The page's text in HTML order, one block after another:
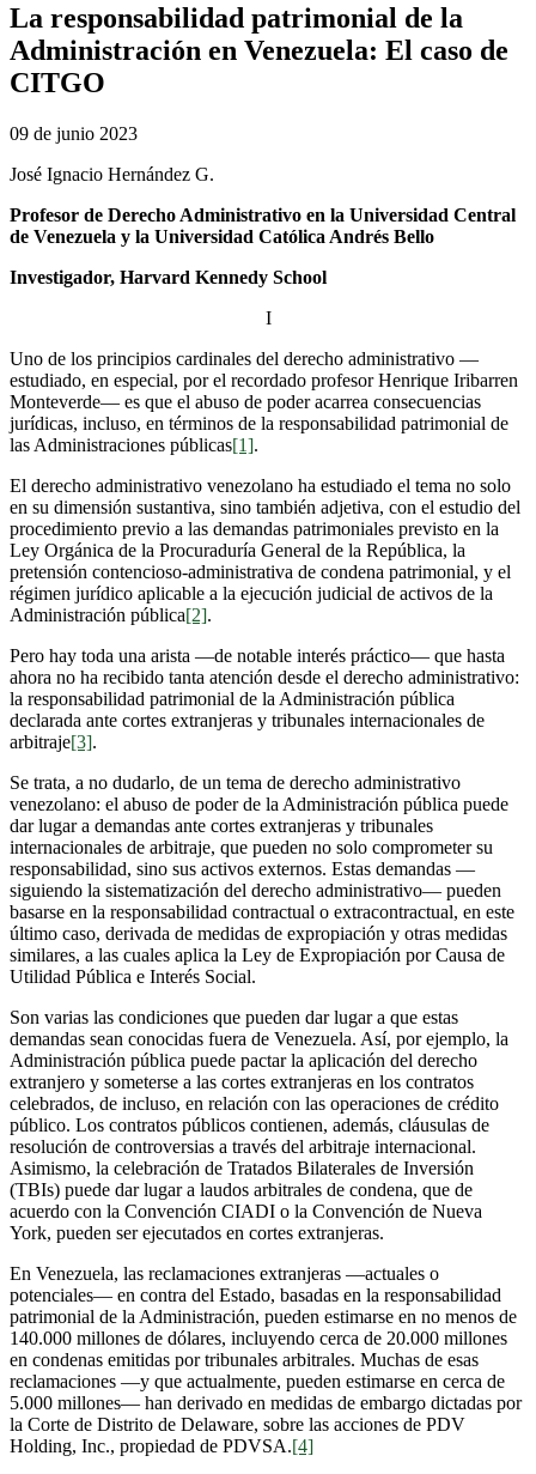
La responsabilidad patrimonial de la
Administración en Venezuela: El caso de
CITGO
09 de junio 2023
José Ignacio Hernández G.
Profesor de Derecho Administrativo en la Universidad Central
de Venezuela y la Universidad Católica Andrés Bello
Investigador, Harvard Kennedy School
I
Uno de los principios cardinales del derecho administrativo —
estudiado, en especial, por el recordado profesor Henrique Iribarren
Monteverde— es que el abuso de poder acarrea consecuencias
jurídicas, incluso, en términos de la responsabilidad patrimonial de
las Administraciones públicas[1].
El derecho administrativo venezolano ha estudiado el tema no solo
en su dimensión sustantiva, sino también adjetiva, con el estudio del
procedimiento previo a las demandas patrimoniales previsto en la
Ley Orgánica de la Procuraduría General de la República, la
pretensión contencioso-administrativa de condena patrimonial, y el
régimen jurídico aplicable a la ejecución judicial de activos de la
Administración pública[2].
Pero hay toda una arista —de notable interés práctico— que hasta
ahora no ha recibido tanta atención desde el derecho administrativo:
la responsabilidad patrimonial de la Administración pública
declarada ante cortes extranjeras y tribunales internacionales de
arbitraje[3].
Se trata, a no dudarlo, de un tema de derecho administrativo
venezolano: el abuso de poder de la Administración pública puede
dar lugar a demandas ante cortes extranjeras y tribunales
internacionales de arbitraje, que pueden no solo comprometer su
responsabilidad, sino sus activos externos. Estas demandas —
siguiendo la sistematización del derecho administrativo— pueden
basarse en la responsabilidad contractual o extracontractual, en este
último caso, derivada de medidas de expropiación y otras medidas
similares, a las cuales aplica la Ley de Expropiación por Causa de
Utilidad Pública e Interés Social.
Son varias las condiciones que pueden dar lugar a que estas
demandas sean conocidas fuera de Venezuela. Así, por ejemplo, la
Administración pública puede pactar la aplicación del derecho
extranjero y someterse a las cortes extranjeras en los contratos
celebrados, de incluso, en relación con las operaciones de crédito
público. Los contratos públicos contienen, además, cláusulas de
resolución de controversias a través del arbitraje internacional.
Asimismo, la celebración de Tratados Bilaterales de Inversión
(TBIs) puede dar lugar a laudos arbitrales de condena, que de
acuerdo con la Convención CIADI o la Convención de Nueva
York, pueden ser ejecutados en cortes extranjeras.
En Venezuela, las reclamaciones extranjeras —actuales o
potenciales— en contra del Estado, basadas en la responsabilidad
patrimonial de la Administración, pueden estimarse en no menos de
140.000 millones de dólares, incluyendo cerca de 20.000 millones
en condenas emitidas por tribunales arbitrales. Muchas de esas
reclamaciones —y que actualmente, pueden estimarse en cerca de
5.000 millones— han derivado en medidas de embargo dictadas por
la Corte de Distrito de Delaware, sobre las acciones de PDV
Holding, Inc., propiedad de PDVSA.[4]